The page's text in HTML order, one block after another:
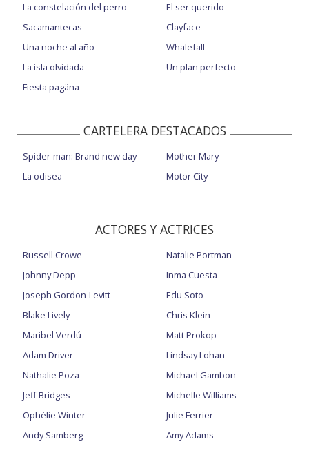
La constelación del perro
Sacamantecas
Una noche al año
La isla olvidada
Fiesta pagäna
El ser querido
Clayface
Whalefall
Un plan perfecto
CARTELERA DESTACADOS
Spider-man: Brand new day
La odisea
Mother Mary
Motor City
ACTORES Y ACTRICES
Russell Crowe
Johnny Depp
Joseph Gordon-Levitt
Blake Lively
Maribel Verdú
Adam Driver
Nathalie Poza
Jeff Bridges
Ophélie Winter
Andy Samberg
Natalie Portman
Inma Cuesta
Edu Soto
Chris Klein
Matt Prokop
Lindsay Lohan
Michael Gambon
Michelle Williams
Julie Ferrier
Amy Adams